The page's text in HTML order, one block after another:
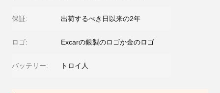
保証: 出荷するべき日以来の2年
ロゴ: Excarの銀製のロゴか金のロゴ
バッテリー: トロイ人